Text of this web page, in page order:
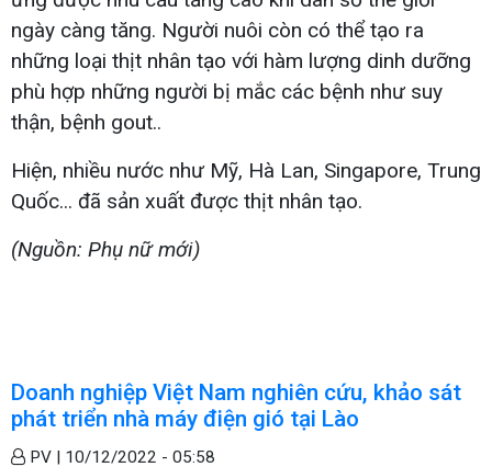
ngày càng tăng. Người nuôi còn có thể tạo ra
những loại thịt nhân tạo với hàm lượng dinh dưỡng
phù hợp những người bị mắc các bệnh như suy
thận, bệnh gout..
Hiện, nhiều nước như Mỹ, Hà Lan, Singapore, Trung
Quốc... đã sản xuất được thịt nhân tạo.
(Nguồn: Phụ nữ mới)
Doanh nghiệp Việt Nam nghiên cứu, khảo sát
phát triển nhà máy điện gió tại Lào
PV | 10/12/2022 - 05:58